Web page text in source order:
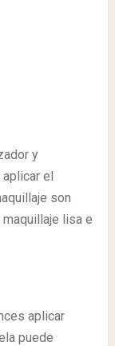
y
el
son
lisa e
aplicar
puede